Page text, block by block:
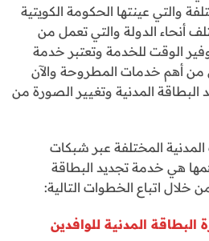
والتي عينتها الحكومة الكويتية
أنحاء الدولة والتي تعمل من
الوقت للخدمة وتعتبر خدمة
من أهم خدمات المطروحة والآن
المدنية وتغيير الصورة من
المختلفة عبر شبكات
هي خدمة تجديد البطاقة
خلال اتباع الخطوات التالية:
المدنية للوافدين